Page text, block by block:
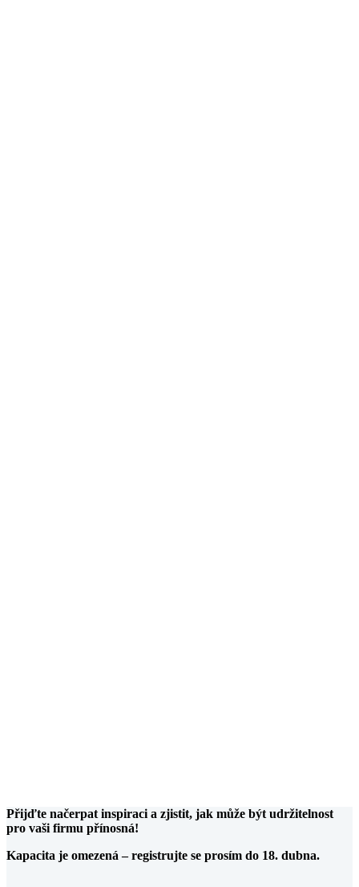
Přijďte načerpat inspiraci a zjistit, jak může být udržitelnost
pro vaši firmu přínosná!
Kapacita je omezená – registrujte se prosím do 18. dubna.